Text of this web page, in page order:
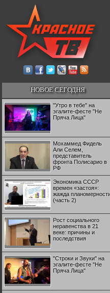
НОВОЕ СЕГОДНЯ
"Утро в тебе" на
эгалите-фесте "Не
Пряча Лица"
Мохаммед Фидель
Али Селем,
представитель
фронта Полисарио в
РФ
Экономика СССР
времен «застоя»:
жажда
(часть 2)
Рост социального
неравенства в 21
веке: причины и
последствия
"Строки и Звуки" на
эгалите-фесте "Не
Пряча Лица"